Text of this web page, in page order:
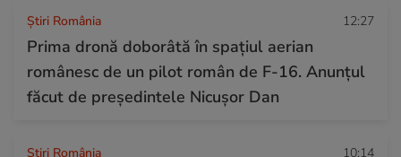
Știri România 12:27
Prima dronă doborâtă în spațiul aerian
românesc de un pilot român de F-16. Anunțul
făcut de președintele Nicușor Dan
Știri România 10:14